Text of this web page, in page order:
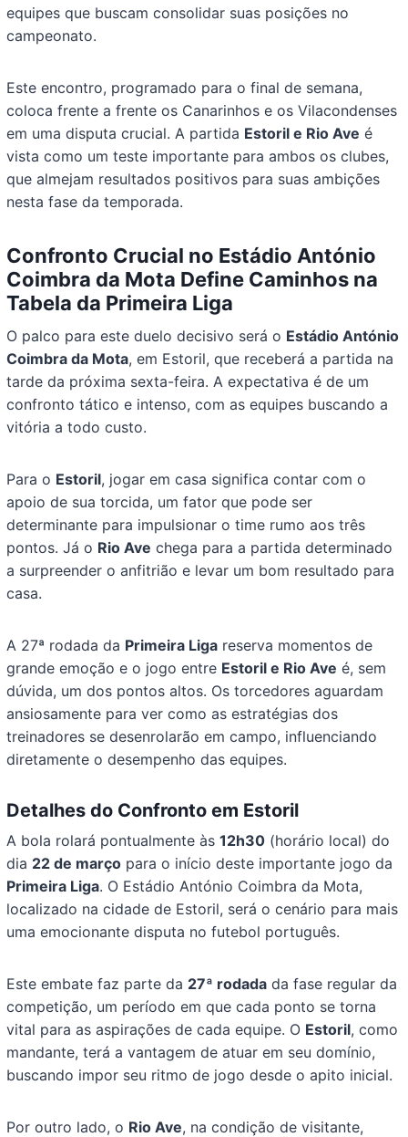
equipes que buscam consolidar suas posições no
campeonato.
Este encontro, programado para o final de semana,
coloca frente a frente os Canarinhos e os Vilacondenses
em uma disputa crucial. A partida Estoril e Rio Ave é
vista como um teste importante para ambos os clubes,
que almejam resultados positivos para suas ambições
nesta fase da temporada.
Confronto Crucial no Estádio António
Coimbra da Mota Define Caminhos na
Tabela da Primeira Liga
O palco para este duelo decisivo será o Estádio António
Coimbra da Mota, em Estoril, que receberá a partida na
tarde da próxima sexta-feira. A expectativa é de um
confronto tático e intenso, com as equipes buscando a
vitória a todo custo.
Para o Estoril, jogar em casa significa contar com o
apoio de sua torcida, um fator que pode ser
determinante para impulsionar o time rumo aos três
pontos. Já o Rio Ave chega para a partida determinado
a surpreender o anfitrião e levar um bom resultado para
casa.
A 27ª rodada da Primeira Liga reserva momentos de
grande emoção e o jogo entre Estoril e Rio Ave é, sem
dúvida, um dos pontos altos. Os torcedores aguardam
ansiosamente para ver como as estratégias dos
treinadores se desenrolarão em campo, influenciando
diretamente o desempenho das equipes.
Detalhes do Confronto em Estoril
A bola rolará pontualmente às12h30 (horário local) do
dia 22 de março para o início deste importante jogo da
Primeira Liga. O Estádio António Coimbra da Mota,
localizado na cidade de Estoril, será o cenário para mais
uma emocionante disputa no futebol português.
Este embate faz parte da 27ª rodada da fase regular da
competição, um período em que cada ponto se torna
vital para as aspirações de cada equipe. O Estoril, como
mandante, terá a vantagem de atuar em seu domínio,
buscando impor seu ritmo de jogo desde o apito inicial.
Por outro lado, o Rio Ave, na condição de visitante,